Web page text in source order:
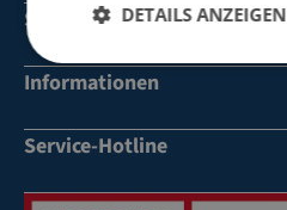
Service
Informationen
Service-Hotline
DETAILS ANZEIGEN